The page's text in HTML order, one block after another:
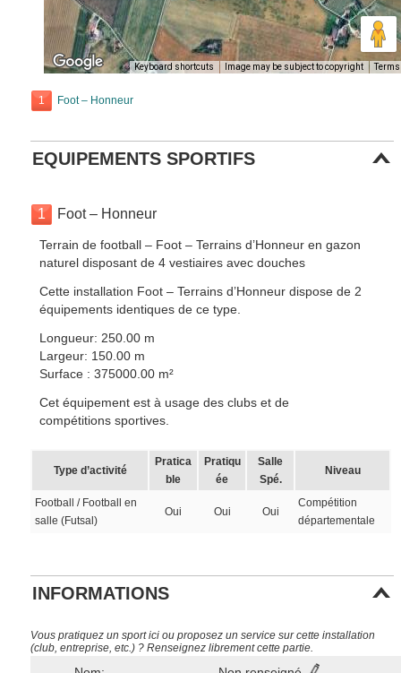
Keyboard shortcuts Image may be subject to copyright Terms
1 Foot – Honneur
EQUIPEMENTS SPORTIFS
1 Foot – Honneur
Terrain de football – Foot – Terrains d’Honneur en gazon
naturel disposant de 4 vestiaires avec douches
Cette installation Foot – Terrains d’Honneur dispose de 2
équipements identiques de ce type.
Longueur: 250.00 m
Largeur: 150.00 m
Surface : 375000.00 m²
Cet équipement est à usage des clubs et de
compétitions sportives.
Type d’activité
Pratica
ble
Pratiqu
ée
Salle
Spé.
Niveau
Football / Football en
salle (Futsal)
Oui Oui Oui
Compétition
départementale
INFORMATIONS
Vous pratiquez un sport ici ou proposez un service sur cette installation
(club, entreprise, etc.) ? Renseignez librement cette partie.